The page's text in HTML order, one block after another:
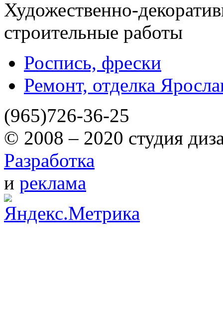
Художественно-
строительные работы
Роспись, фрески
Ремонт, отделка
(965)726-36-25
© 2008 – 2020 студия
Разработка
и реклама